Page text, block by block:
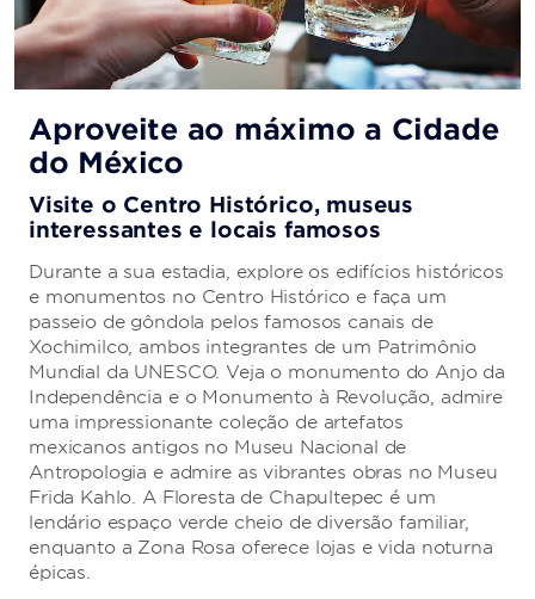
Aproveite ao máximo a Cidade
do México
Visite o Centro Histórico, museus
interessantes e locais famosos
Durante a sua estadia, explore os edifícios históricos
e monumentos no Centro Histórico e faça um
passeio de gôndola pelos famosos canais de
Xochimilco, ambos integrantes de um Patrimônio
Mundial da UNESCO. Veja o monumento do Anjo da
Independência e o Monumento à Revolução, admire
uma impressionante coleção de artefatos
mexicanos antigos no Museu Nacional de
Antropologia e admire as vibrantes obras no Museu
Frida Kahlo. A Floresta de Chapultepec é um
lendário espaço verde cheio de diversão familiar,
enquanto a Zona Rosa oferece lojas e vida noturna
épicas.